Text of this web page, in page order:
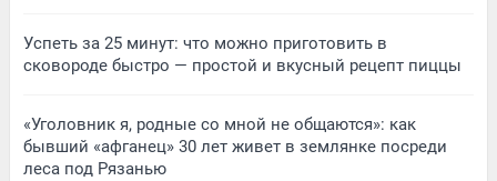
Успеть за 25 минут: что можно приготовить в
сковороде быстро — простой и вкусный рецепт пиццы
«Уголовник я, родные со мной не общаются»: как
бывший «афганец» 30 лет живет в землянке посреди
леса под Рязанью